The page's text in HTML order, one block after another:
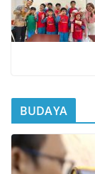
BUDAYA